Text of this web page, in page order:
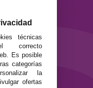
de uso
técnicas
correcto
Es posible
categorías
la
ofertas